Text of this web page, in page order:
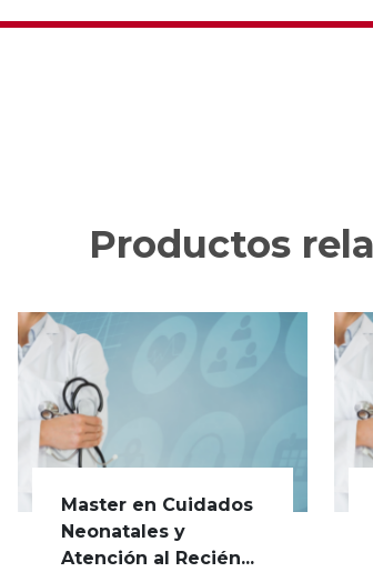
Productos
Master en Cuidados
Neonatales y
Atención al Recién...